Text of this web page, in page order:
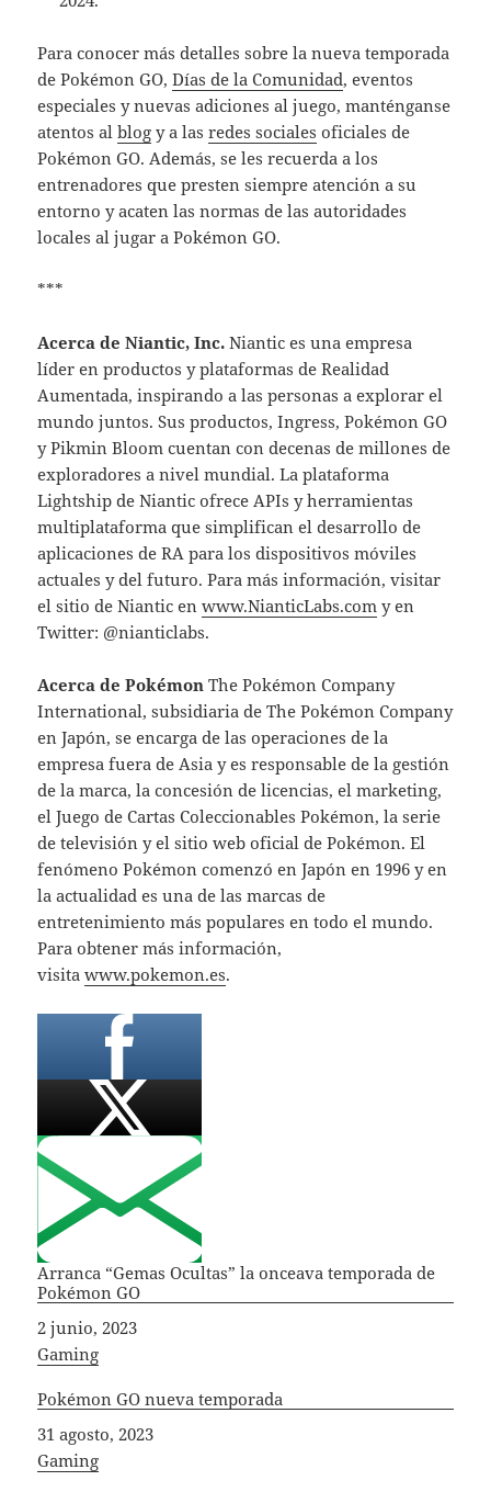
Para conocer más detalles sobre la nueva temporada
de Pokémon GO,Días de la Comunidad, eventos
especiales y nuevas adiciones al juego, manténganse
atentos alblog y a lasredes sociales oficiales de
Pokémon GO. Además, se les recuerda a los
entrenadores que presten siempre atención a su
entorno y acaten las normas de las autoridades
locales al jugar a Pokémon GO.
***
Acerca de Niantic, Inc.Niantic es una empresa
líder en productos y plataformas de Realidad
Aumentada, inspirando a las personas a explorar el
mundo juntos. Sus productos, Ingress, Pokémon GO
y Pikmin Bloom cuentan con decenas de millones de
exploradores a nivel mundial. La plataforma
Lightship de Niantic ofrece APIs y herramientas
multiplataforma que simplifican el desarrollo de
aplicaciones de RA para los dispositivos móviles
actuales y del futuro. Para más información, visitar
el sitio de Niantic enwww.NianticLabs.com y en
Twitter: @nianticlabs.
Acerca de PokémonThe Pokémon Company
International, subsidiaria de The Pokémon Company
en Japón, se encarga de las operaciones de la
empresa fuera de Asia y es responsable de la gestión
de la marca, la concesión de licencias, el marketing,
el Juego de Cartas Coleccionables Pokémon, la serie
de televisión y el sitio web oficial de Pokémon. El
fenómeno Pokémon comenzó en Japón en 1996 y en
la actualidad es una de las marcas de
entretenimiento más populares en todo el mundo.
Para obtener más información,
visitawww.pokemon.es.
Arranca “Gemas Ocultas” la onceava temporada de
Pokémon GO
Fecha
2 junio, 2023
In relation to
Gaming
Pokémon GO nueva temporada
Fecha
31 agosto, 2023
In relation to
Gaming